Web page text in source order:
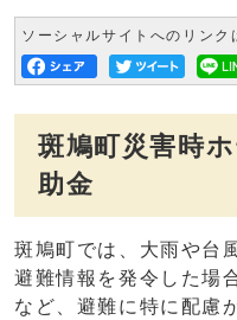
ソーシャルサイトへのリンク
斑鳩町災害時
助金
斑鳩町では、大雨や台
避難情報を発令した場
など、避難に特に配慮